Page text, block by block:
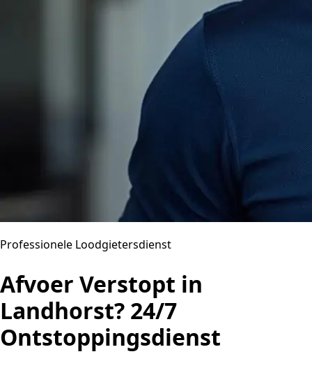
Professionele Loodgietersdienst
Afvoer Verstopt in
Landhorst? 24/7
Ontstoppingsdienst